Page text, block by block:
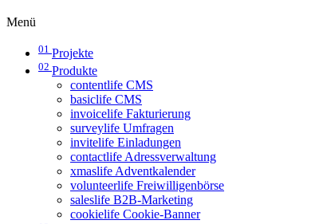
Menü
01 Projekte
02 Produkte
contentlife CMS
basiclife CMS
invoicelife Fakturierung
surveylife Umfragen
invitelife Einladungen
contactlife Adressverwaltung
xmaslife Adventkalender
volunteerlife Freiwilligenbörse
saleslife B2B-Marketing
cookielife Cookie-Banner